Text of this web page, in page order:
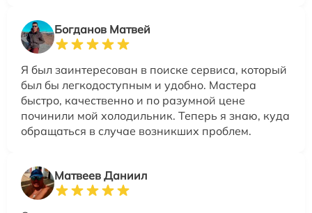
Богданов Матвей
Я был заинтересован в поиске сервиса, который
был бы легкодоступным и удобно. Мастера
быстро, качественно и по разумной цене
починили мой холодильник. Теперь я знаю, куда
обращаться в случае возникших проблем.
Матвеев Даниил